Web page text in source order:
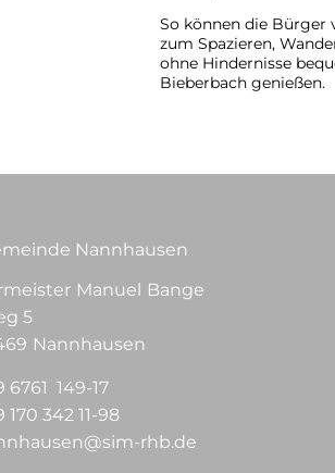
So können die Bürger
zum Spazieren,
ohne Hindernisse
Bieberbach genießen.
Nannhausen
Manuel Bange
5
Nannhausen
6761 149-17
170 342 11-98
rhb.de